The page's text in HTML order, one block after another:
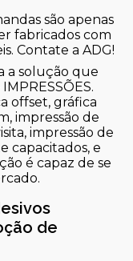
são apenas
fabricados com
Contate a ADG!
a solução que
offset, gráfica
impressão de
impressão de
capacitados, e
é capaz de se
de